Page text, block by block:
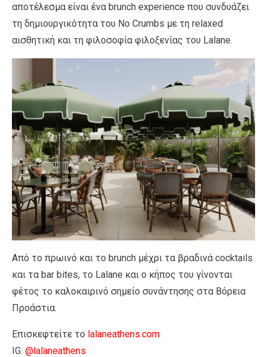
αποτέλεσμα είναι ένα brunch experience που συνδυάζει
τη δημιουργικότητα του No Crumbs με τη relaxed
αισθητική και τη φιλοσοφία φιλοξενίας του Lalane.
Από το πρωινό και το brunch μέχρι τα βραδινά cocktails
και τα bar bites, το Lalane και ο κήπος του γίνονται
φέτος το καλοκαιρινό σημείο συνάντησης στα Βόρεια
Προάστια.
Επισκεφτείτε το lalaneathens.com
IG: @lalaneathens